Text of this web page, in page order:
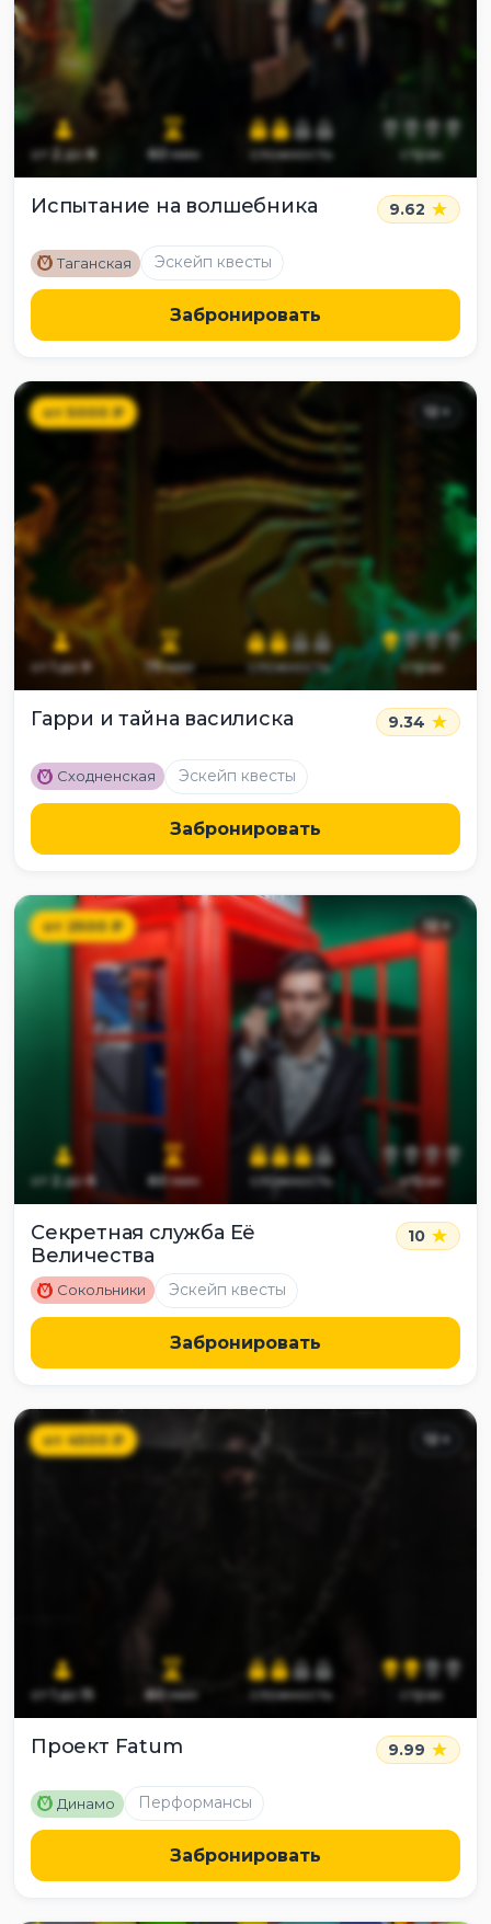
от 2 до8 60мин сложность страх
Испытание на волшебника 9.62
M Таганская Эскейп квесты
Забронировать
от5000₽ 12 +
от до 9 75мин сложность страх
Гарри и тайна василиска 9.34
M Сходненская Эскейп квесты
Забронировать
от 2500₽ 12+
от 2до6 60мин сложность страх
Секретная служба Её
Величества
10
M Сокольники Эскейп квесты
Забронировать
от4500₽ 12+
от до 15 60мин сложность страх
Проект Fatum 9.99
M Динамо Перформансы
Забронировать